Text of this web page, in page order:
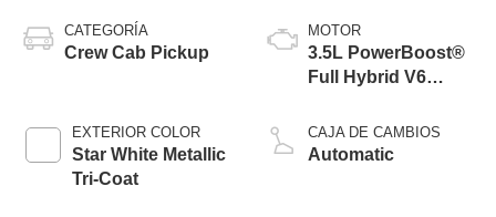
CATEGORÍA
Crew Cab Pickup
EXTERIOR COLOR
Star White Metallic
Tri-Coat
MOTOR
3.5L PowerBoost®
Full Hybrid V6
CAJA DE CAMBIOS
Automatic